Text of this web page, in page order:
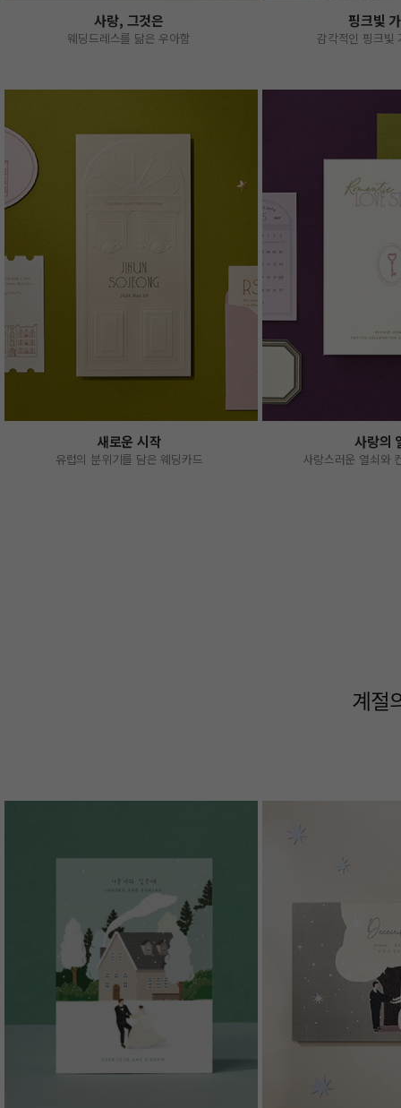
사랑, 그것은
웨딩드레스를 닮은 우아함
핑크빛
감각적인 핑크빛
새로운 시작
유럽의 분위기를 담은 웨딩카드
사랑의
사랑스러운 열쇠와